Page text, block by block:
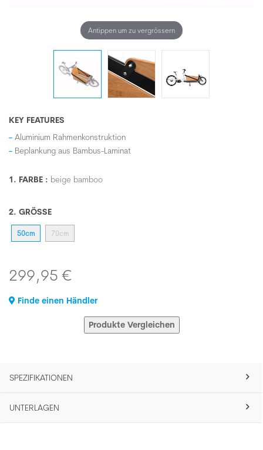
Antippen um zu vergrössern
KEY FEATURES
Aluminium Rahmenkonstruktion
Beplankung aus Bambus-Laminat
1. FARBE : beige bamboo
2. GRÖSSE
50cm 70cm
299,95 €
Finde einen Händler
Produkte Vergleichen
SPEZIFIKATIONEN
UNTERLAGEN